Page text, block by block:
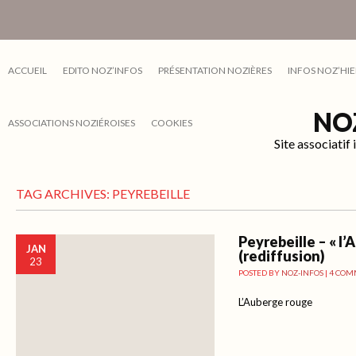
ACCUEIL EDITO NOZ’INFOS PRÉSENTATION NOZIÈRES INFOS
ASSOCIATIONS NOZIÉROISES COOKIES
Site associatif
TAG ARCHIVES: PEYREBEILLE
JAN
23
Peyrebeille – «
(rediffusion)
POSTED BY NOZ-INFOS | 4
L’Auberge rouge